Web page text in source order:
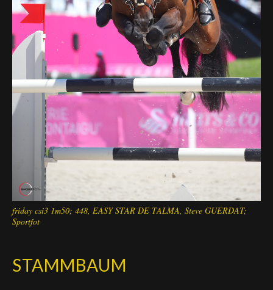
friday csi3 1m50; 448, EASY STAR DE TALMA, Steve GUERDAT;
Sportfot
STAMMBAUM